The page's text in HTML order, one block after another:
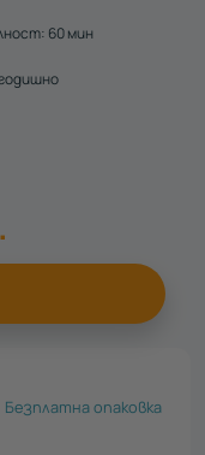
60 мин
Безплатна опаковка